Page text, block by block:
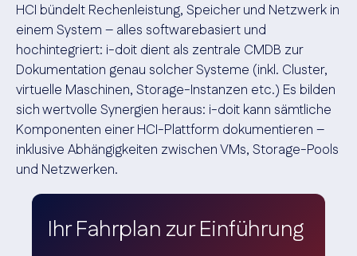
HCI bündelt Rechenleistung, Speicher und Netzwerk in
einem System – alles softwarebasiert und
hochintegriert: i-doit dient als zentrale CMDB zur
Dokumentation genau solcher Systeme (inkl. Cluster,
virtuelle Maschinen, Storage-Instanzen etc.) Es bilden
sich wertvolle Synergien heraus: i-doit kann sämtliche
Komponenten einer HCI-Plattform dokumentieren –
inklusive Abhängigkeiten zwischen VMs, Storage-Pools
und Netzwerken.
Ihr Fahrplan zur Einführung